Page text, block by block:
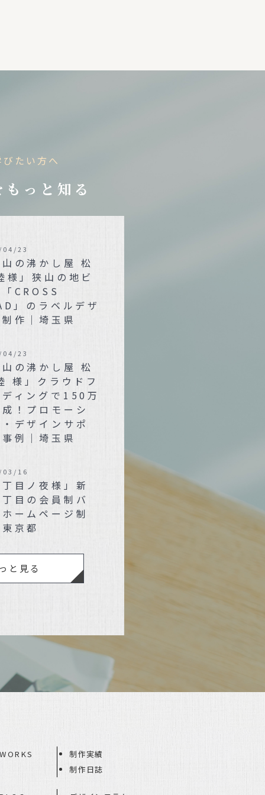
たい方へ
もっと知る
山の沸かし屋 松
様」狭山の地ビ
CROSS
」のラベルデザ
作｜埼玉県
23
山の沸かし屋 松
様」クラウドフ
ディングで150万
！プロモーシ
デザインサポ
例｜埼玉県
23
丁目ノ夜様」新
目の会員制バ
ームページ制
京都
03/16
と見る
WORKS
制作実績
制作日誌